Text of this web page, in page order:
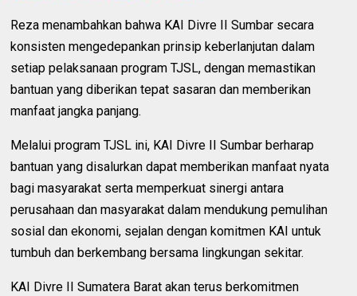
Reza menambahkan bahwa KAI Divre II Sumbar secara
konsisten mengedepankan prinsip keberlanjutan dalam
setiap pelaksanaan program TJSL, dengan memastikan
bantuan yang diberikan tepat sasaran dan memberikan
manfaat jangka panjang.
Melalui program TJSL ini, KAI Divre II Sumbar berharap
bantuan yang disalurkan dapat memberikan manfaat nyata
bagi masyarakat serta memperkuat sinergi antara
perusahaan dan masyarakat dalam mendukung pemulihan
sosial dan ekonomi, sejalan dengan komitmen KAI untuk
tumbuh dan berkembang bersama lingkungan sekitar.
KAI Divre II Sumatera Barat akan terus berkomitmen